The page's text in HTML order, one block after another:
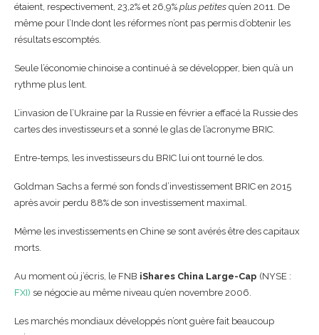
étaient, respectivement, 23,2% et 26,9% plus petites qu’en 2011. De
même pour l’Inde dont les réformes n’ont pas permis d’obtenir les
résultats escomptés.
Seule l’économie chinoise a continué à se développer, bien qu’à un
rythme plus lent.
L’invasion de l’Ukraine par la Russie en février a effacé la Russie des
cartes des investisseurs et a sonné le glas de l’acronyme BRIC.
Entre-temps, les investisseurs du BRIC lui ont tourné le dos.
Goldman Sachs a fermé son fonds d’investissement BRIC en 2015
après avoir perdu 88% de son investissement maximal.
Même les investissements en Chine se sont avérés être des capitaux
morts.
Au moment où j’écris, le FNB iShares China Large-Cap (NYSE :
FXI) se négocie au même niveau qu’en novembre 2006.
Les marchés mondiaux développés n’ont guère fait beaucoup